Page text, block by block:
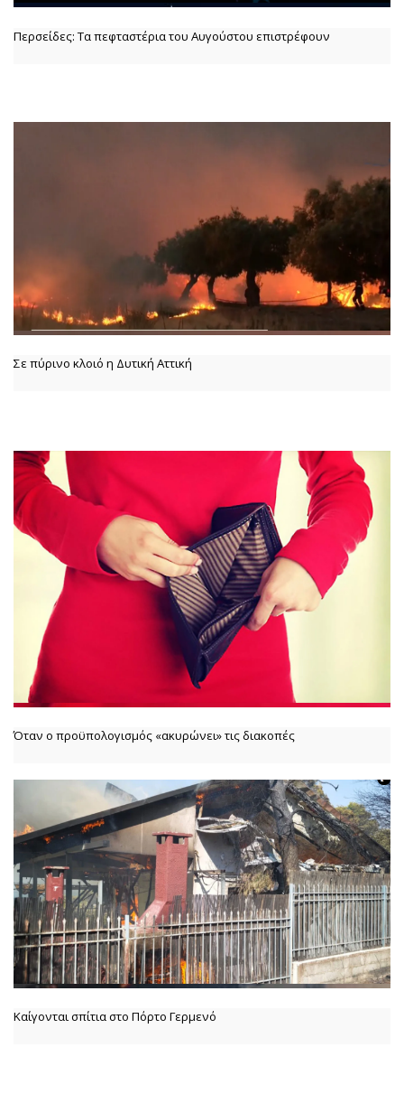
Περσείδες: Τα πεφταστέρια του Αυγούστου επιστρέφουν
Σε πύρινο κλοιό η Δυτική Αττική
Όταν ο προϋπολογισμός «ακυρώνει» τις διακοπές
Καίγονται σπίτια στο Πόρτο Γερμενό